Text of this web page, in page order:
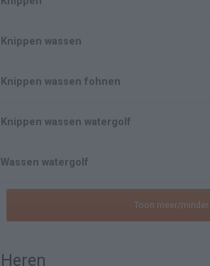
Knippen wassen
Knippen wassen fohnen
Knippen wassen watergolf
Wassen watergolf
Toon meer/minder
Heren